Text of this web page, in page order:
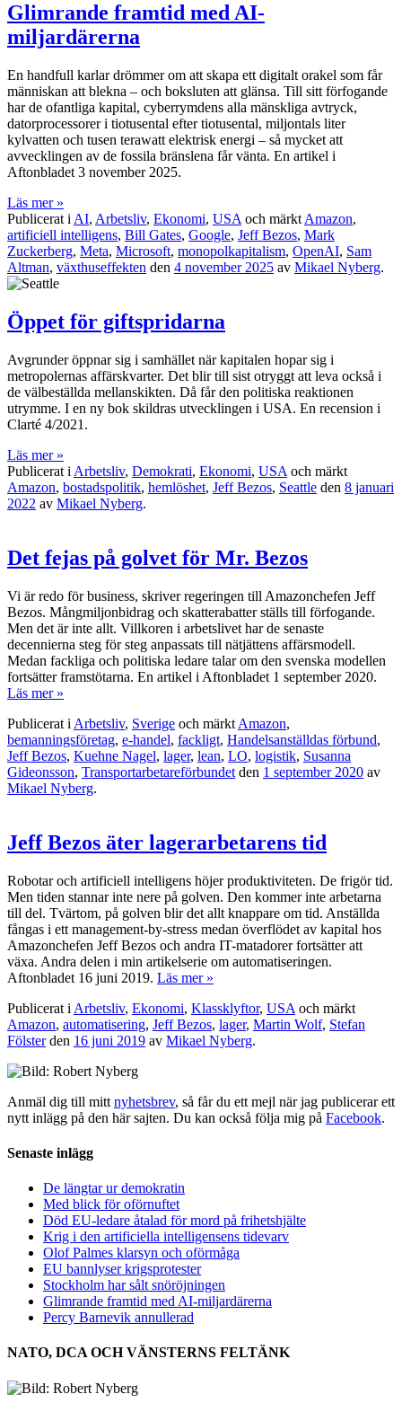
Glimrande framtid med AI-
miljardärerna
En handfull karlar drömmer om att skapa ett digitalt orakel som får
människan att blekna – och boksluten att glänsa. Till sitt förfogande
har de ofantliga kapital, cyberrymdens alla mänskliga avtryck,
datorprocessorer i tiotusental efter tiotusental, miljontals liter
kylvatten och tusen terawatt elektrisk energi – så mycket att
avvecklingen av de fossila bränslena får vänta. En artikel i
Aftonbladet 3 november 2025.
Läs mer »
Publicerat i AI, Arbetsliv, Ekonomi, USA och märkt Amazon,
artificiell intelligens, Bill Gates, Google, Jeff Bezos, Mark
Zuckerberg, Meta, Microsoft, monopolkapitalism, OpenAI, Sam
Altman, växthuseffekten den 4 november 2025 av Mikael Nyberg.
Öppet för giftspridarna
Avgrunder öppnar sig i samhället när kapitalen hopar sig i
metropolernas affärskvarter. Det blir till sist otryggt att leva också i
de välbeställda mellanskikten. Då får den politiska reaktionen
utrymme. I en ny bok skildras utvecklingen i USA. En recension i
Clarté 4/2021.
Läs mer »
Publicerat i Arbetsliv, Demokrati, Ekonomi, USA och märkt
Amazon, bostadspolitik, hemlöshet, Jeff Bezos, Seattle den 8 januari
2022 av Mikael Nyberg.
Det fejas på golvet för Mr. Bezos
Vi är redo för business, skriver regeringen till Amazonchefen Jeff
Bezos. Mångmiljonbidrag och skatterabatter ställs till förfogande.
Men det är inte allt. Villkoren i arbetslivet har de senaste
decennierna steg för steg anpassats till nätjättens affärsmodell.
Medan fackliga och politiska ledare talar om den svenska modellen
fortsätter framstötarna. En artikel i Aftonbladet 1 september 2020.
Läs mer »
Publicerat i Arbetsliv, Sverige och märkt Amazon,
bemanningsföretag, e-handel, fackligt, Handelsanställdas förbund,
Jeff Bezos, Kuehne Nagel, lager, lean, LO, logistik, Susanna
Gideonsson, Transportarbetareförbundet den 1 september 2020 av
Mikael Nyberg.
Jeff Bezos äter lagerarbetarens tid
Robotar och artificiell intelligens höjer produktiviteten. De frigör tid.
Men tiden stannar inte nere på golven. Den kommer inte arbetarna
till del. Tvärtom, på golven blir det allt knappare om tid. Anställda
fångas i ett management-by-stress medan överflödet av kapital hos
Amazonchefen Jeff Bezos och andra IT-matadorer fortsätter att
växa. Andra delen i min artikelserie om automatiseringen.
Aftonbladet 16 juni 2019. Läs mer »
Publicerat i Arbetsliv, Ekonomi, Klassklyftor, USA och märkt
Amazon, automatisering, Jeff Bezos, lager, Martin Wolf, Stefan
Fölsterden 16 juni 2019 av Mikael Nyberg.
Anmäl dig till mitt nyhetsbrev, så får du ett mejl när jag publicerar ett
nytt inlägg på den här sajten. Du kan också följa mig på Facebook.
Senaste inlägg
De längtar ur demokratin
Med blick för oförnuftet
Död EU-ledare åtalad för mord på frihetshjälte
Krig i den artificiella intelligensens tidevarv
Olof Palmes klarsyn och oförmåga
EU bannlyser krigsprotester
Stockholm har sålt snöröjningen
Glimrande framtid med AI-miljardärerna
Percy Barnevik annullerad
NATO, DCA OCH VÄNSTERNS FELTÄNK